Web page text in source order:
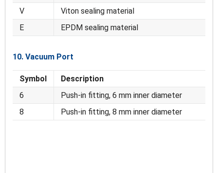
V
Viton sealing material
E
EPDM sealing material
10. Vacuum Port
Symbol
Description
6
Push-in fitting, 6 mm inner diameter
8
Push-in fitting, 8 mm inner diameter